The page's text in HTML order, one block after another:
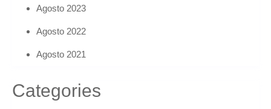
Agosto 2023
Agosto 2022
Agosto 2021
Categories